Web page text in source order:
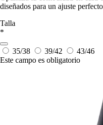
diseñados para un ajuste
Talla
*
35/38 39/42
43/46
Este campo es obligatorio